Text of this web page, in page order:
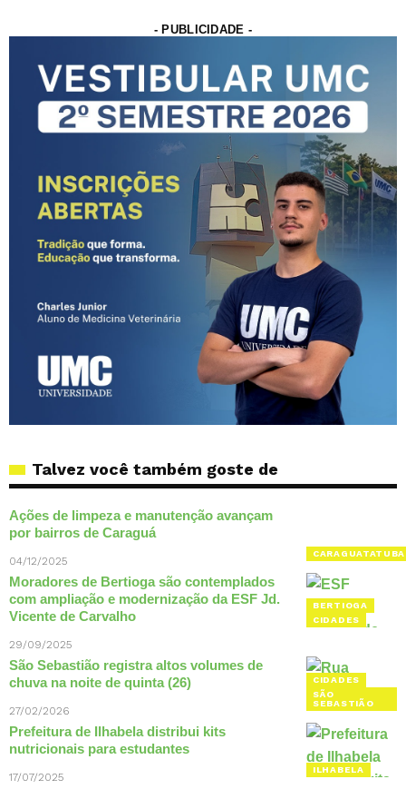
- PUBLICIDADE -
Talvez você também goste de
CARAGUATATUBA
Ações de limpeza e manutenção avançam
por bairros de Caraguá
04/12/2025
BERTIOGA
CIDADES
Moradores de Bertioga são contemplados
com ampliação e modernização da ESF Jd.
Vicente de Carvalho
29/09/2025
CIDADES
SÃO
SEBASTIÃO
São Sebastião registra altos volumes de
chuva na noite de quinta (26)
27/02/2026
ILHABELA
Prefeitura de Ilhabela distribui kits
nutricionais para estudantes
17/07/2025